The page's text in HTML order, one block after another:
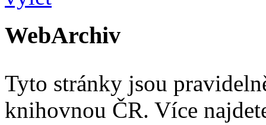
WebArchiv
Tyto stránky jsou
knihovnou ČR. Více